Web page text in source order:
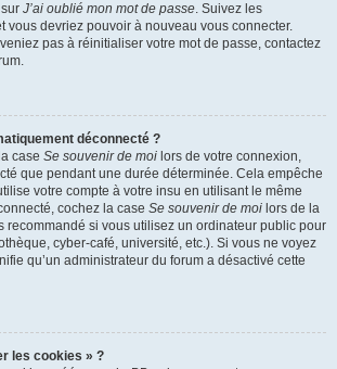
J’ai oublié mon mot de passe. Suivez les
vous devriez pouvoir à nouveau vous connecter.
pas à réinitialiser votre mot de passe, contactez
déconnecté ?
case Se souvenir de moi lors de votre connexion,
que pendant une durée déterminée. Cela empêche
votre compte à votre insu en utilisant le même
cochez la case Se souvenir de moi lors de la
recommandé si vous utilisez un ordinateur public pour
cyber-café, université, etc.). Si vous ne voyez
qu’un administrateur du forum a désactivé cette
les cookies » ?